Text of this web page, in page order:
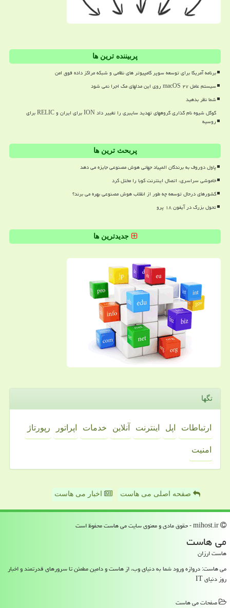
پربیننده ترین ها
برنامه آمریکا برای توسعه سوپر کامپیوتر های نظامی و شبکه مراکز داده فوق امن
سیستم عامل macOS ۲۷ روی این مدلهای مک اجرا نمی شود
شما نظر بدهید
گوگل شیوه نام گذاری گروههای تهدید سایبری را تغییر داد ION برای ایران و RELIC برای
روسیه
پربحث ترین ها
پاول دوروف به برندگان المپیاد جهانی هوش مصنوعی جایزه می دهد
خاموشی سراسری، اتصال اینترنت کوبا را مختل کرد
کشورهای درحال توسعه چه طور از انقلاب هوش مصنوعی بهره می برند؟
تحول بزرگ در آیفون ۱۸ پرو
جدیدترین ها
تگها
ارتباطات اپل اینترنت آنلاین خدمات اپراتور رپورتاژ
امنیت
صفحه اصلی می هاست اخبار می هاست
می هاست
هاست ارزان
می هاست: دروازه ورود شما به دنیای وب، از هاست و دامین مطمئن تا سرورهای قدرتمند و اخبار
روز دنیای IT
صفحات می هاست